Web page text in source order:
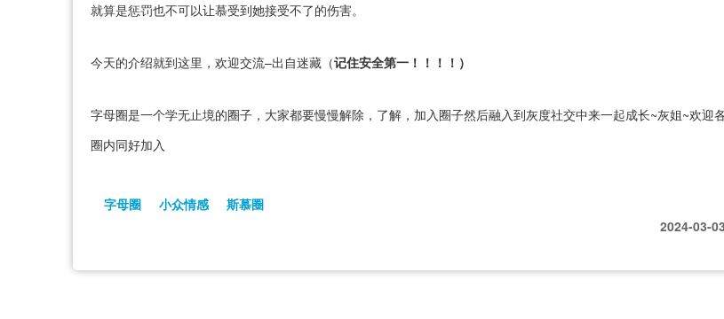
就算是惩罚也不可以让慕受到她接受不了的伤害。
今天的介绍就到这里，欢迎交流–出自迷藏（记住安全第一！！！！）
字母圈是一个学无止境的圈子，大家都要慢慢解除，了解，加入圈子然后融入到灰度社交中来一起成长~灰姐~欢迎
圈内同好加入
字母圈 小众情感
斯慕圈
2024-03-03